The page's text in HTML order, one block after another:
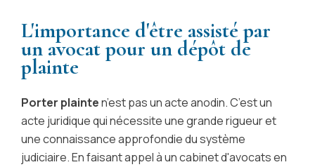
L'importance d'être assisté par
un avocat pour un dépôt de
plainte
Porter plainten’est pas un acte anodin. C’est un
acte juridique qui nécessite une grande rigueur et
une connaissance approfondie du système
judiciaire. En faisant appel à un cabinet d'avocats en